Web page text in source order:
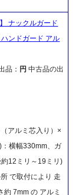
ナックルガード
ンドガード アル
品： 円 中古品の出
アルミ芯入り）×
横幅330mm、ガ
12ミリ～19ミリ)
で取付により 走
7mm の アルミ